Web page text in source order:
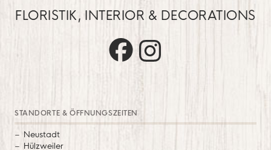
FLORISTIK, INTERIOR & DECORATIONS
Trautz auf Facebook
STANDORTE & ÖFFNUNGSZEITEN
Neustadt
Hülzweiler